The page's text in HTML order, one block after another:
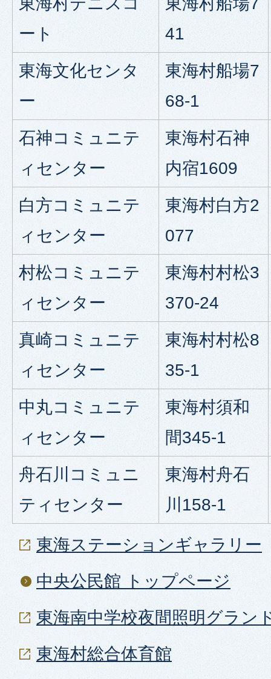
ート
41
東海文化センタ
ー
東海村船場7
68-1
石神コミュニテ
ィセンター
東海村石神
内宿1609
白方コミュニテ
ィセンター
東海村白方2
077
村松コミュニテ
ィセンター
東海村村松3
370-24
真崎コミュニテ
ィセンター
東海村村松8
35-1
中丸コミュニテ
ィセンター
東海村須和
間345-1
舟石川コミュニ
ティセンター
東海村舟石
川158-1
東海ステーションギャラリー
中央公民館 トップページ
東海南中学校夜間照明グラン
東海村総合体育館